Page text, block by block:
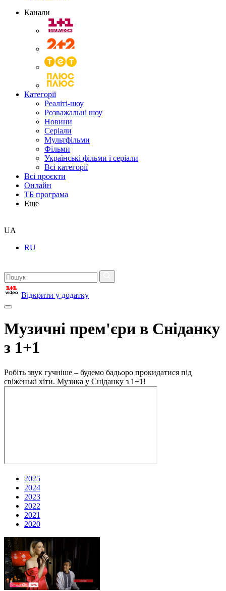
Канали
Категорії
Реаліті-шоу
Розважальні шоу
Новини
Серіали
Мультфільми
Фільми
Українські фільми і серіали
Всі категорії
Всі проєкти
Онлайн
ТБ програма
Еще
UA
RU
Відкрити у додатку
Музичні прем'єри в Сніданку
з 1+1
Робіть звук гучніше – будемо бадьоро прокидатися під
свіженькі хіти. Музика у Сніданку з 1+1!
2025
2024
2023
2022
2021
2020